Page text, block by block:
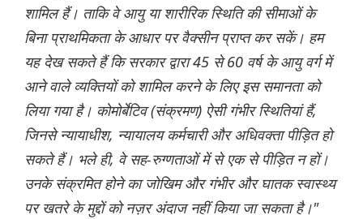
शामिल हैं। ताकि वे आयु या शारीरिक स्थिति की सीमाओं के
बिना प्राथमिकता के आधार पर वैक्सीन प्राप्त कर सकें। हम
यह देख सकते हैं कि सरकार द्वारा 45 से 60 वर्ष के आयु वर्ग में
आने वाले व्यक्तियों को शामिल करने के लिए इस समानता को
लिया गया है। कोमोर्बेटिव (संक्रमण) ऐसी गंभीर स्थितियां हैं,
जिनसे न्यायाधीश, न्यायालय कर्मचारी और अधिवक्ता पीड़ित हो
सकते हैं। भले ही, वे सह-रुग्णताओं में से एक से पीड़ित न हों।
उनके संक्रमित होने का जोखिम और गंभीर और घातक स्वास्थ्य
पर खतरे के मुद्दों को नज़र अंदाज नहीं किया जा सकता है।"